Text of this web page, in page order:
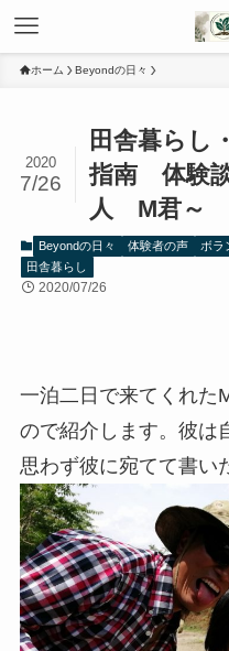
ホーム Beyondの日々
田舎暮らし
指南 体験
人 M君～
2020
7/26
Beyondの日々 体験者の声 ボラ
田舎暮らし
2020/07/26
一泊二日で来てくれた
ので紹介します。彼は
思わず彼に宛てて書い